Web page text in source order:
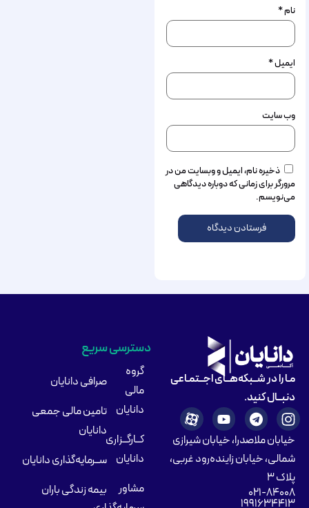
نام*
ایمیل*
وب‌ سایت
ذخیره نام، ایمیل و وبسایت من در
مرورگر برای زمانی که دوباره دیدگاهی
می‌نویسم.
مـا را در شــبکه‌هــای اجــتمـاعی
دنبــال کنید.
خیابان ملاصدرا، خیابان شیرازی
شمالی، خیابان زاینده‌رود غربی،
پلاک ۳
۰۲۱-۸۴۰۰۸
۱۹۹۱۶۳۴۴۱۳
دسترسی سریع
گروه
مالی
دانایان
کــارگــزاری
دانایان
مشاور
صرافی دانایان
تامین مالی جمعی
دانایان
ســرمایه‌گذاری دانایان
بیمه زندگی باران